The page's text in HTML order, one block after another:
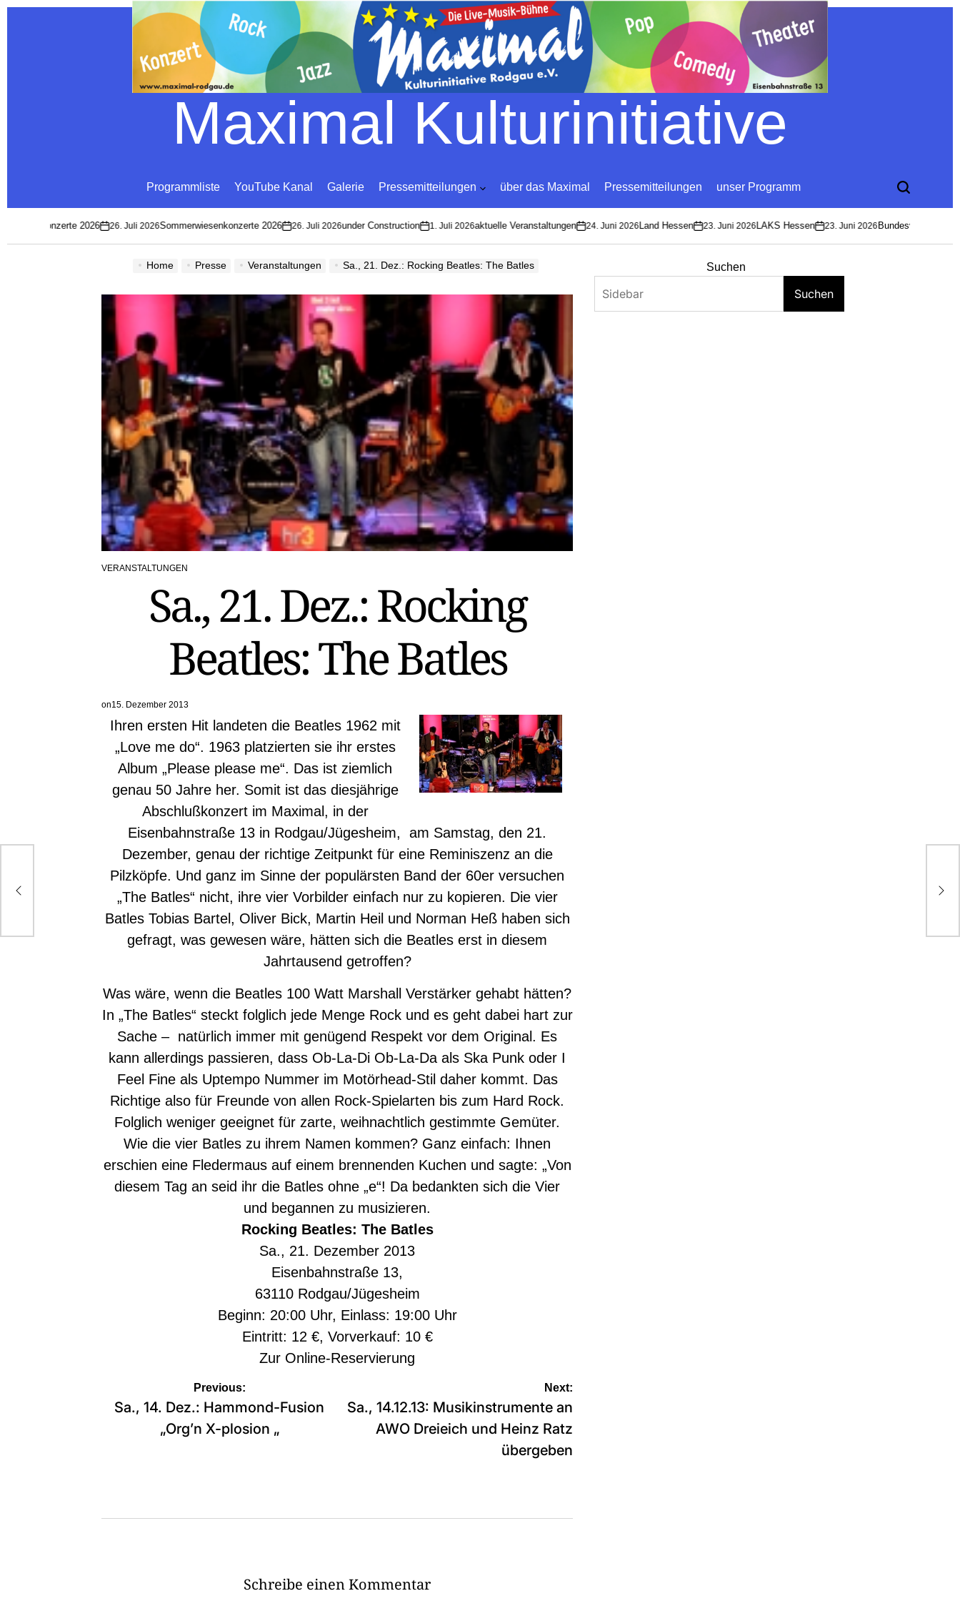
Skip
to
content
Maximal Kulturinitiative
Programmliste YouTube Kanal Galerie Pressemitteilungen über das Maximal Pressemitteilungen unser Programm
2026on
26. Juli 2026Sommerwiesenkonzerte 2026on
26. Juli 2026under Constructionon
1. Juli 2026aktuelle Veranstaltungenon
24. Juni 2026Land Hessenon
23. Juni 2026LAKS Hessenon
23. Juni 2026Bundesverband
Home Presse Veranstaltungen Sa., 21. Dez.: Rocking Beatles: The Batles
POSTED
VERANSTALTUNGEN
Sa., 21. Dez.: Rocking
Beatles: The Batles
on15. Dezember 2013
Ihren ersten Hit landeten die Beatles 1962 mit
„Love me do“. 1963 platzierten sie ihr erstes
Album „Please please me“. Das ist ziemlich
genau 50 Jahre her. Somit ist das diesjährige
Abschlußkonzert im Maximal, in der
Eisenbahnstraße 13 in Rodgau/Jügesheim, am Samstag, den 21.
Dezember, genau der richtige Zeitpunkt für eine Reminiszenz an die
Pilzköpfe. Und ganz im Sinne der populärsten Band der 60er versuchen
„The Batles“ nicht, ihre vier Vorbilder einfach nur zu kopieren. Die vier
Batles Tobias Bartel, Oliver Bick, Martin Heil und Norman Heß haben sich
gefragt, was gewesen wäre, hätten sich die Beatles erst in diesem
Jahrtausend getroffen?
Was wäre, wenn die Beatles 100 Watt Marshall Verstärker gehabt hätten?
In „The Batles“ steckt folglich jede Menge Rock und es geht dabei hart zur
Sache – natürlich immer mit genügend Respekt vor dem Original. Es
kann allerdings passieren, dass Ob-La-Di Ob-La-Da als Ska Punk oder I
Feel Fine als Uptempo Nummer im Motörhead-Stil daher kommt. Das
Richtige also für Freunde von allen Rock-Spielarten bis zum Hard Rock.
Folglich weniger geeignet für zarte, weihnachtlich gestimmte Gemüter.
Wie die vier Batles zu ihrem Namen kommen? Ganz einfach: Ihnen
erschien eine Fledermaus auf einem brennenden Kuchen und sagte: „Von
diesem Tag an seid ihr die Batles ohne „e“! Da bedankten sich die Vier
und begannen zu musizieren.
Rocking Beatles: The Batles
Sa., 21. Dezember 2013
Eisenbahnstraße 13,
63110 Rodgau/Jügesheim
Beginn: 20:00 Uhr, Einlass: 19:00 Uhr
Eintritt: 12 €, Vorverkauf: 10 €
Zur Online-Reservierung
Beitragsnavigation
Previous:
Sa., 14. Dez.: Hammond-Fusion
„Org’n X-plosion „
Next:
Sa., 14.12.13: Musikinstrumente an
AWO Dreieich und Heinz Ratz
übergeben
Schreibe einen Kommentar
Suchen
Suchen